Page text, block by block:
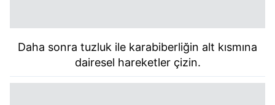
Daha sonra tuzluk ile karabiberliğin alt kısmına
dairesel hareketler çizin.